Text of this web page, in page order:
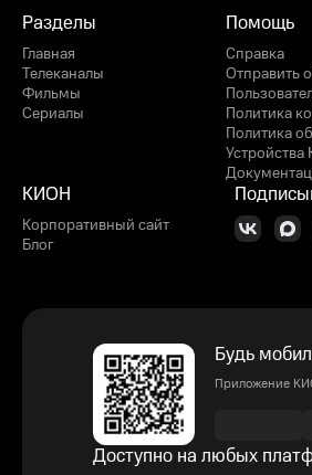
Разделы
Главная
Телеканалы
Фильмы
Сериалы
Помощь
Справка
Отправить
Политика
Политика
КИОН
Корпоративный сайт
Блог
Будь
Приложение
Доступно на любых